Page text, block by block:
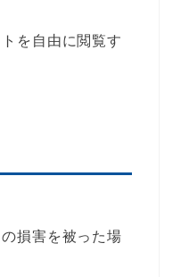
を自由に閲覧す
損害を被った場